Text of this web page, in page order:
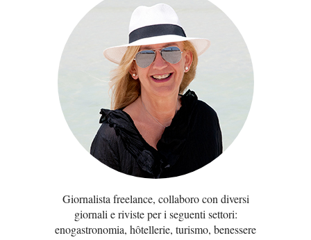
Giornalista freelance, collaboro con diversi
giornali e riviste per i seguenti settori:
enogastronomia, hôtellerie, turismo, benessere